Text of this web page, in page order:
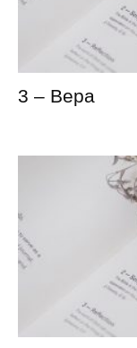
3 – Вера